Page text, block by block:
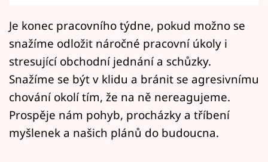
Mámy sobě
Přihlášení
Sledujte nás
Je konec pracovního týdne, pokud možno se
snažíme odložit náročné pracovní úkoly i
stresující obchodní jednání a schůzky.
Snažíme se být v klidu a bránit se agresivnímu
chování okolí tím, že na ně nereagujeme.
Prospěje nám pohyb, procházky a tříbení
myšlenek a našich plánů do budoucna.